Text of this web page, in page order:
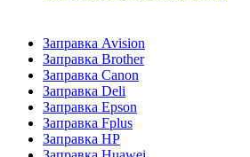
Заправка Avision
Заправка Brother
Заправка Canon
Заправка Deli
Заправка Epson
Заправка Fplus
Заправка HP